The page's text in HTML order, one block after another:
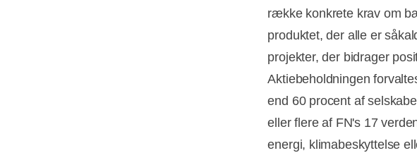
række konkrete krav om
produktet, der alle er
projekter, der bidrager
Aktiebeholdningen
end 60 procent af
eller flere af FN's 17
energi, klimabeskyttelse